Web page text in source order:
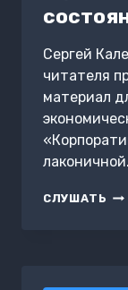
Сергей
читателя
материал
СЛУШАТЬ